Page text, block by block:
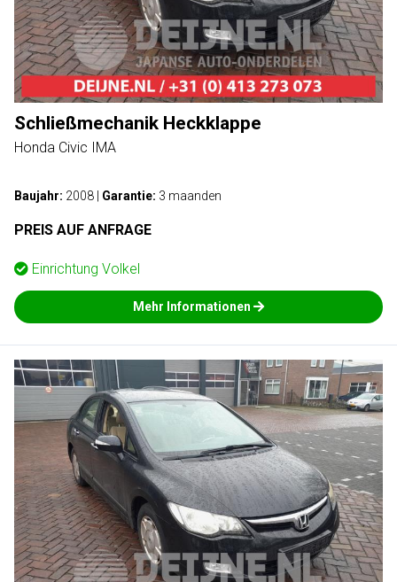
Schließmechanik Heckklappe
Honda Civic IMA
Baujahr: 2008 Garantie: 3 maanden
PREIS AUF ANFRAGE
Einrichtung Volkel
Mehr Informationen